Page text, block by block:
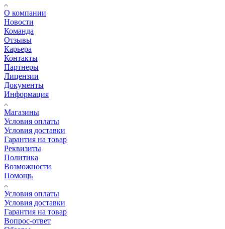
О компании
Новости
Команда
Отзывы
Карьера
Контакты
Партнеры
Лицензии
Документы
Информация
Магазины
Условия оплаты
Условия доставки
Гарантия на товар
Реквизиты
Политика
Возможности
Помощь
Условия оплаты
Условия доставки
Гарантия на товар
Вопрос-ответ